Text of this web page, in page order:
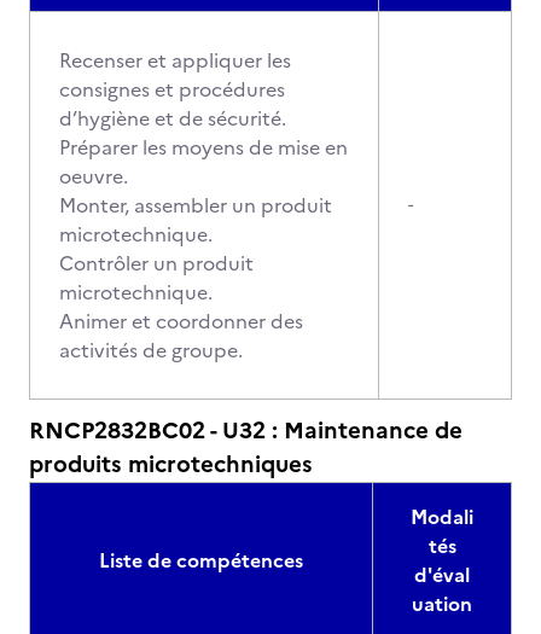
Recenser et appliquer les
consignes et procédures
d’hygiène et de sécurité.
Préparer les moyens de mise en
oeuvre.
Monter, assembler un produit
microtechnique.
Contrôler un produit
microtechnique.
Animer et coordonner des
activités de groupe.
-
RNCP2832BC02 - U32 : Maintenance de
produits microtechniques
Liste de compétences
Modali
tés
d'éval
uation